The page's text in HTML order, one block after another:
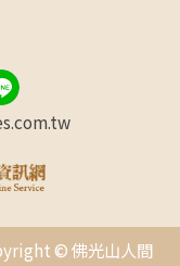
© 佛光山人間